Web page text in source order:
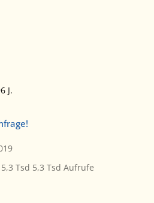
6 J.
5,3 Tsd Aufrufe